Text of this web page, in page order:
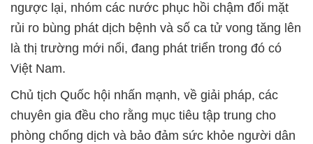
ngược lại, nhóm các nước phục hồi chậm đối mặt
rủi ro bùng phát dịch bệnh và số ca tử vong tăng lên
là thị trường mới nổi, đang phát triển trong đó có
Việt Nam.
Chủ tịch Quốc hội nhấn mạnh, về giải pháp, các
chuyên gia đều cho rằng mục tiêu tập trung cho
phòng chống dịch và bảo đảm sức khỏe người dân